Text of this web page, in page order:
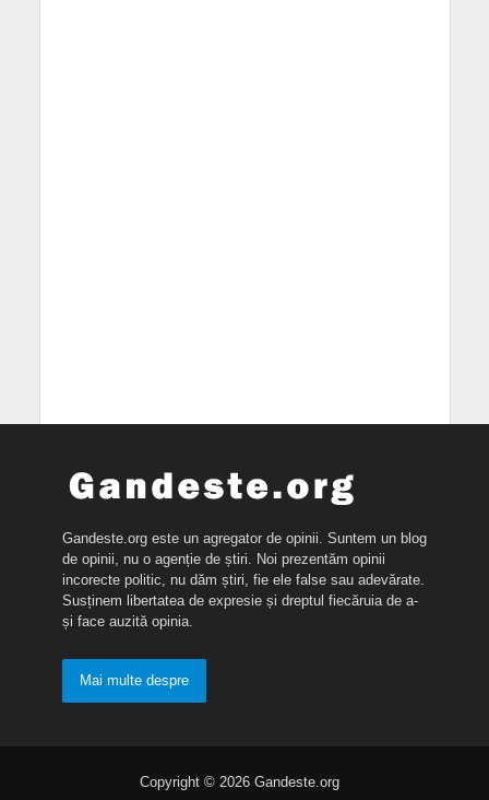
Gandeste.org este un agregator de opinii. Suntem un blog
de opinii, nu o agenție de știri. Noi prezentăm opinii
incorecte politic, nu dăm știri, fie ele false sau adevărate.
Susținem libertatea de expresie și dreptul fiecăruia de a-
și face auzită opinia.
Mai multe despre
Copyright © 2026 Gandeste.org